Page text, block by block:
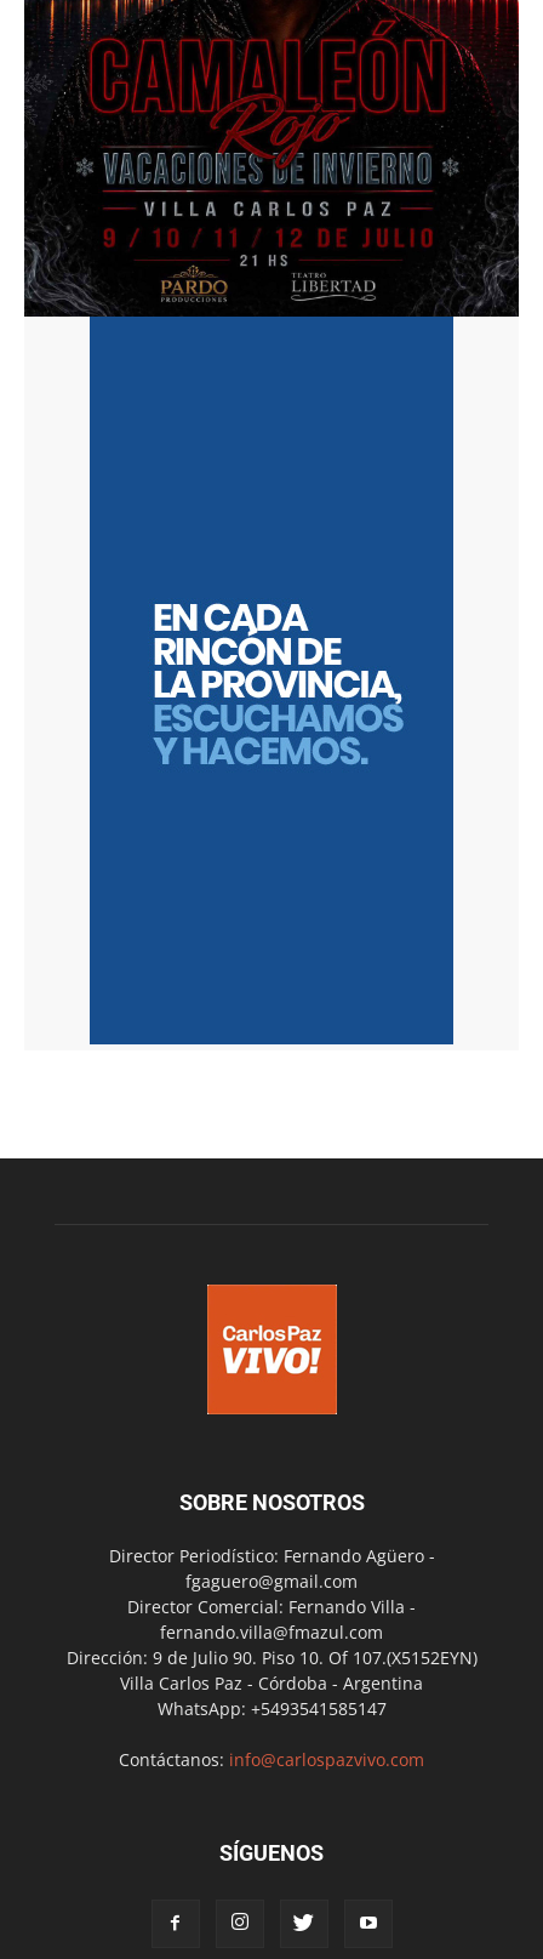
SOBRE NOSOTROS
Director Periodístico: Fernando Agüero -
fgaguero@gmail.com
Director Comercial: Fernando Villa -
fernando.villa@fmazul.com
Dirección: 9 de Julio 90. Piso 10. Of 107.(X5152EYN)
Villa Carlos Paz - Córdoba - Argentina
WhatsApp: +5493541585147
Contáctanos: info@carlospazvivo.com
SÍGUENOS